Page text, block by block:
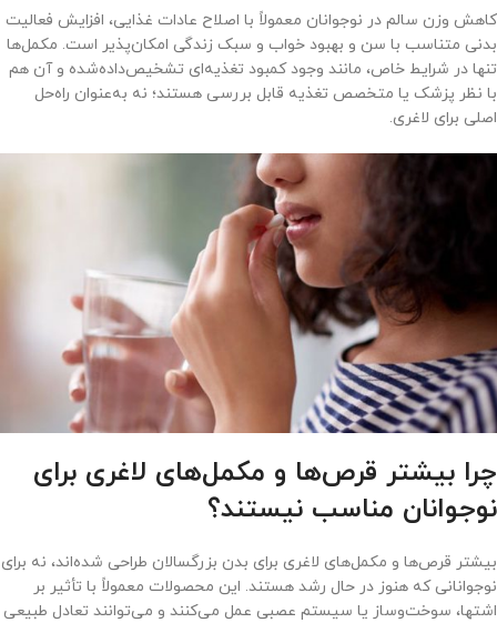
کاهش وزن سالم در نوجوانان معمولاً با اصلاح عادات غذایی، افزایش فعالیت
بدنی متناسب با سن و بهبود خواب و سبک زندگی امکان‌پذیر است. مکمل‌ها
تنها در شرایط خاص، مانند وجود کمبود تغذیه‌ای تشخیص‌داده‌شده و آن هم
با نظر پزشک یا متخصص تغذیه قابل بررسی هستند؛ نه به‌عنوان راه‌حل
اصلی برای لاغری.
چرا بیشتر قرص‌ها و مکمل‌های لاغری برای
نوجوانان مناسب نیستند؟
بیشتر قرص‌ها و مکمل‌های لاغری برای بدن بزرگسالان طراحی شده‌اند، نه برای
نوجوانانی که هنوز در حال رشد هستند. این محصولات معمولاً با تأثیر بر
اشتها، سوخت‌وساز یا سیستم عصبی عمل می‌کنند و می‌توانند تعادل طبیعی